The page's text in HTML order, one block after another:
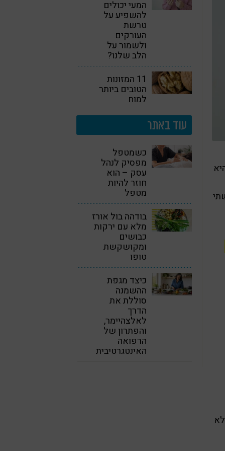
המעי יכולים
להשפיע על
טרשת
העורקים
ולשמור על
הלב שלנו?
11 המזונות
הטובים ביותר
למוח
עוד באתר
כשמטפל
מפסיק לנהל
עסק – הוא
חוזר להיות
מטפל
בודהה בול אורז
מלא עם ירקות
כבושים
ומקושקשת
טופו
כיצד מגפת
ההשמנה
סוללת את
הדרך
לאלצהיימר,
והפתרון של
הרפואה
האינטגרטיבית